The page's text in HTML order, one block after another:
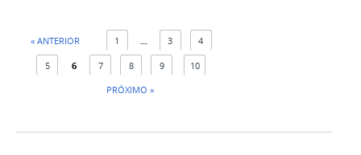
« ANTERIOR 1 ... 3 4
5 6 7 8 9
10
PRÓXIMO »